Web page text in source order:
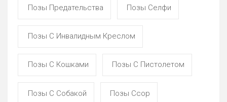
Позы Предательства Позы Селфи
Позы С Инвалидным Креслом
Позы С Кошками Позы С Пистолетом
Позы С Собакой Позы Ссор